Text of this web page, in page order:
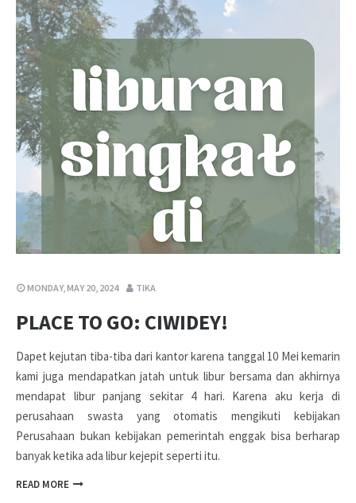
MONDAY, MAY 20, 2024 TIKA
PLACE TO GO: CIWIDEY!
Dapet kejutan tiba-tiba dari kantor karena tanggal 10 Mei kemarin
kami juga mendapatkan jatah untuk libur bersama dan akhirnya
mendapat libur panjang sekitar 4 hari. Karena aku kerja di
perusahaan swasta yang otomatis mengikuti kebijakan
Perusahaan bukan kebijakan pemerintah enggak bisa berharap
banyak ketika ada libur kejepit seperti itu.
READ MORE